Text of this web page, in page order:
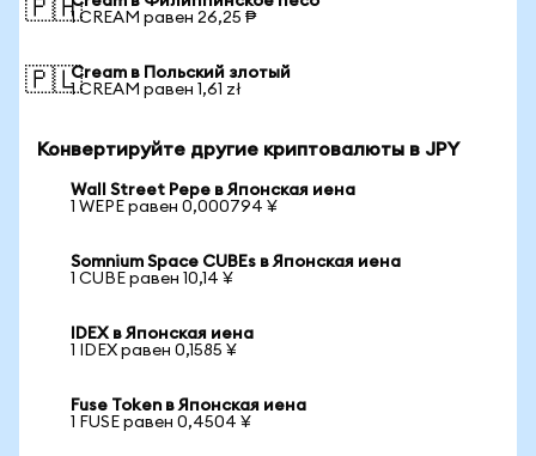
🇵🇭1 CREAM равен 26,25 ₱
🇵🇱Cream в Польский злотый
1 CREAM равен 1,61 zł
Конвертируйте другие криптовалюты в JPY
Wall Street Pepe в Японская иена
1 WEPE равен 0,000794 ¥
Somnium Space CUBEs в Японская иена
1 CUBE равен 10,14 ¥
IDEX в Японская иена
1 IDEX равен 0,1585 ¥
Fuse Token в Японская иена
1 FUSE равен 0,4504 ¥